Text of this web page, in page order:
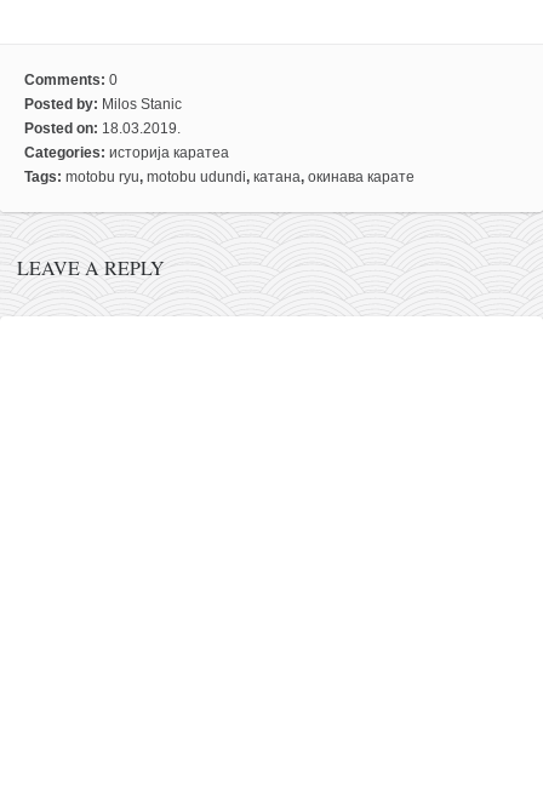
Comments: 0
Posted by: Milos Stanic
Posted on: 18.03.2019.
Categories: историја каратеа
Tags: motobu ryu, motobu udundi, катана, окинава карате
LEAVE A REPLY